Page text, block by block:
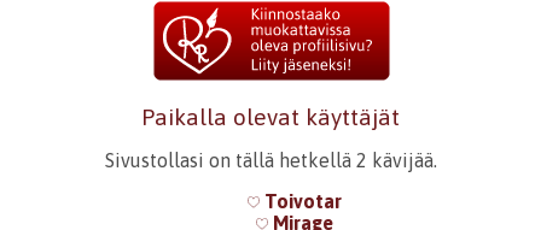
Paikalla olevat käyttäjät
Sivustollasi on tällä hetkellä 2 kävijää.
Toivotar
Mirage